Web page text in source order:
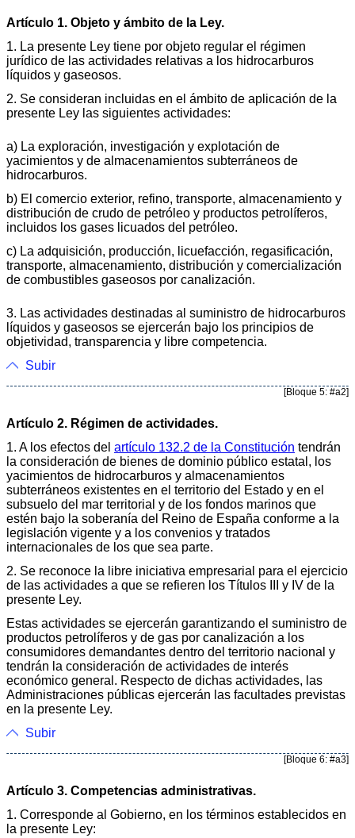
Artículo 1. Objeto y ámbito de la Ley.
1. La presente Ley tiene por objeto regular el régimen
jurídico de las actividades relativas a los hidrocarburos
líquidos y gaseosos.
2. Se consideran incluidas en el ámbito de aplicación de la
presente Ley las siguientes actividades:
a) La exploración, investigación y explotación de
yacimientos y de almacenamientos subterráneos de
hidrocarburos.
b) El comercio exterior, refino, transporte, almacenamiento y
distribución de crudo de petróleo y productos petrolíferos,
incluidos los gases licuados del petróleo.
c) La adquisición, producción, licuefacción, regasificación,
transporte, almacenamiento, distribución y comercialización
de combustibles gaseosos por canalización.
3. Las actividades destinadas al suministro de hidrocarburos
líquidos y gaseosos se ejercerán bajo los principios de
objetividad, transparencia y libre competencia.
Subir
[Bloque 5: #a2]
Artículo 2. Régimen de actividades.
1. A los efectos del artículo 132.2 de la Constitución tendrán
la consideración de bienes de dominio público estatal, los
yacimientos de hidrocarburos y almacenamientos
subterráneos existentes en el territorio del Estado y en el
subsuelo del mar territorial y de los fondos marinos que
estén bajo la soberanía del Reino de España conforme a la
legislación vigente y a los convenios y tratados
internacionales de los que sea parte.
2. Se reconoce la libre iniciativa empresarial para el ejercicio
de las actividades a que se refieren los Títulos III y IV de la
presente Ley.
Estas actividades se ejercerán garantizando el suministro de
productos petrolíferos y de gas por canalización a los
consumidores demandantes dentro del territorio nacional y
tendrán la consideración de actividades de interés
económico general. Respecto de dichas actividades, las
Administraciones públicas ejercerán las facultades previstas
en la presente Ley.
Subir
[Bloque 6: #a3]
Artículo 3. Competencias administrativas.
1. Corresponde al Gobierno, en los términos establecidos en
la presente Ley: